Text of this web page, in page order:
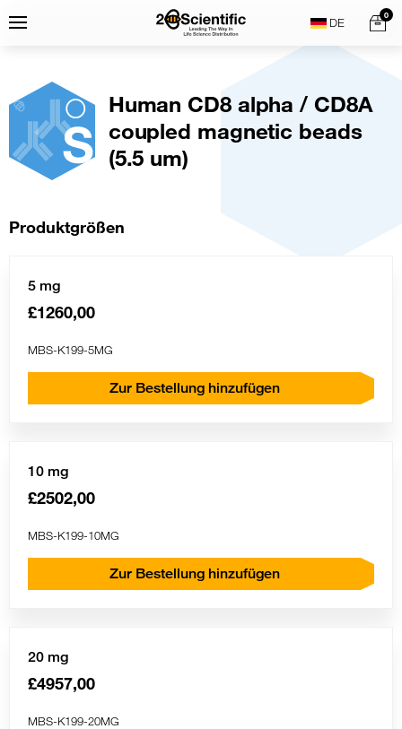
toMenu
Home
0
Human CD8 alpha / CD8A
coupled magnetic beads
(5.5 um)
Produktgrößen
5 mg
£1260,00
MBS-K199-5MG
Zur Bestellung hinzufügen
10 mg
£2502,00
MBS-K199-10MG
Zur Bestellung hinzufügen
20 mg
£4957,00
MBS-K199-20MG